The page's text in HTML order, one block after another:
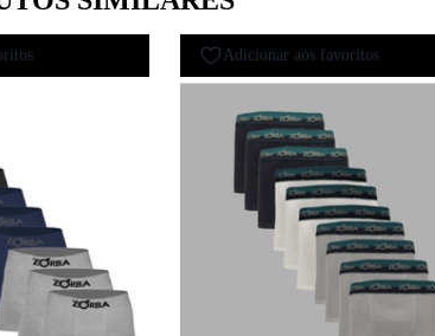
Adicionar aos favoritos